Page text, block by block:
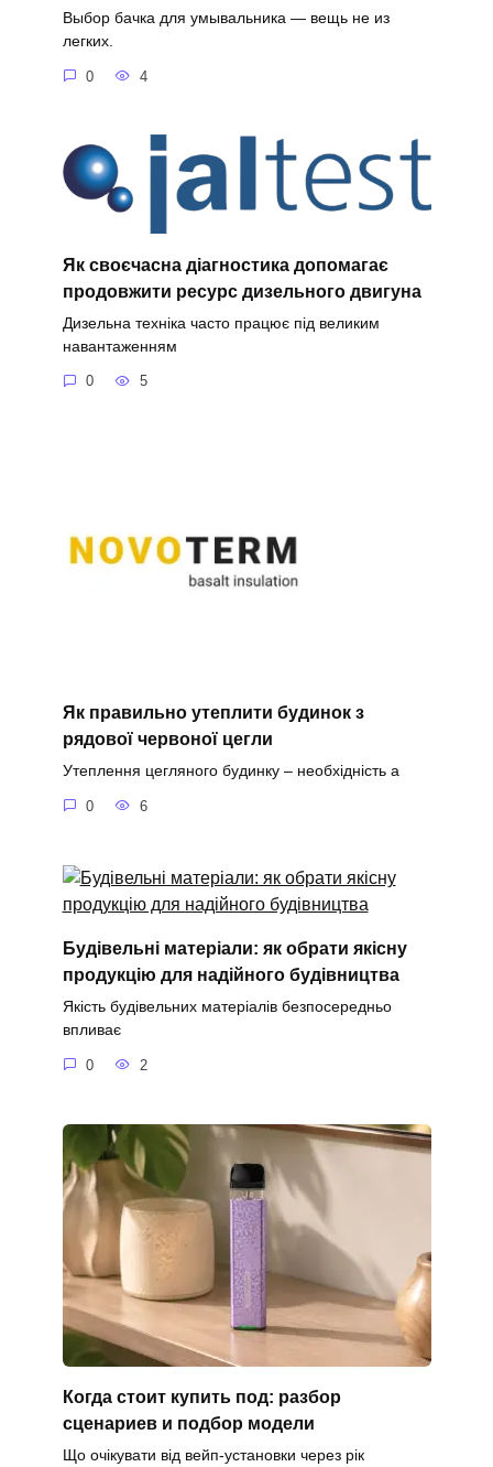
Выбор бачка для умывальника — вещь не из
легких.
0 4
Як своєчасна діагностика допомагає
продовжити ресурс дизельного двигуна
Дизельна техніка часто працює під великим
навантаженням
0 5
Як правильно утеплити будинок з
рядової червоної цегли
Утеплення цегляного будинку – необхідність а
0 6
Будівельні матеріали: як обрати якісну
продукцію для надійного будівництва
Якість будівельних матеріалів безпосередньо
впливає
0 2
Когда стоит купить под: разбор
сценариев и подбор модели
Що очікувати від вейп-установки через рік